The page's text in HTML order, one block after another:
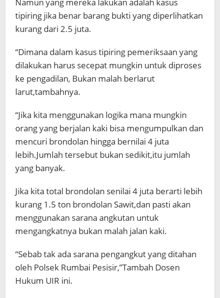
tipiring jika benar barang bukti yang diperlihatkan
kurang dari 2.5 juta.
“Dimana dalam kasus tipiring pemeriksaan yang
dilakukan harus secepat mungkin untuk diproses
ke pengadilan, Bukan malah berlarut
larut,tambahnya.
“Jika kita menggunakan logika mana mungkin
orang yang berjalan kaki bisa mengumpulkan dan
mencuri brondolan hingga bernilai 4 juta
lebih.Jumlah tersebut bukan sedikit,itu jumlah
yang banyak.
Jika kita total brondolan senilai 4 juta berarti lebih
kurang 1.5 ton brondolan Sawit,dan pasti akan
menggunakan sarana angkutan untuk
mengangkatnya bukan malah jalan kaki.
“Sebab tak ada sarana pengangkut yang ditahan
oleh Polsek Rumbai Pesisir,”Tambah Dosen
Hukum UIR ini.